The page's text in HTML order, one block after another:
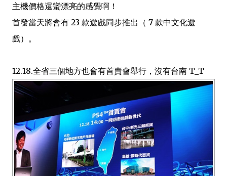
主機價格還蠻漂亮的感覺啊！
首發當天將會有 23 款遊戲同步推出（ 7 款中文化遊
戲）。
12.18.全省三個地方也會有首賣會舉行，沒有台南 T_T